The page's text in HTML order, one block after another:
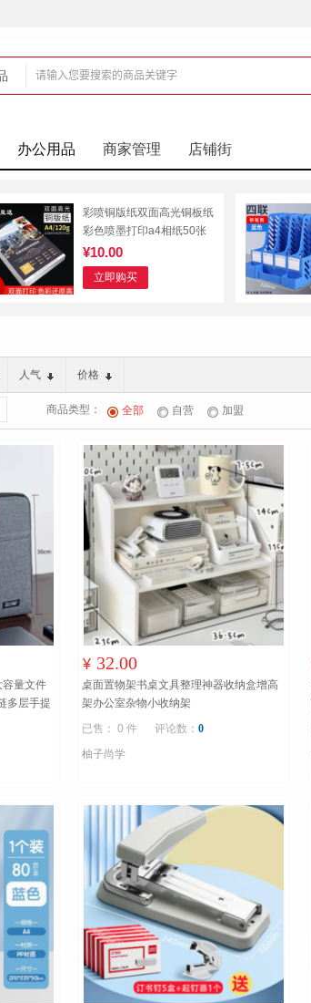
办公用品 商家管理 店铺街
彩喷铜版纸双面高光铜板纸
彩色喷墨打印a4相纸50张
¥10.00
立即购买
人气 价格
商品类型： 全部 自营 加盟
容量文件
多层手提
¥ 32.00
桌面置物架书桌文具整理神器收纳盒增高
架办公室杂物小收纳架
已售： 0 件
评论数： 0
柚子尚学